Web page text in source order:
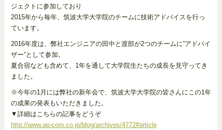
ジェクトに参加しており
2015年から毎年、筑波大学大学院のチームに技術アドバイスを行っ
ています。
2016年度は、弊社エンジニアの田中と渡部が2つのチームに”アドバイ
ザー”として参加。
夏合宿なども含めて、1年を通して大学院生たちの成長を見守ってき
ました。
※今年の1月には弊社の新年会で、筑波大学大学院の皆さんにこの1年
の成果の発表もいただきました。
▼詳細はこちらの記事をどうぞ
http://www.ap-com.co.jp/blog/archives/4772#article